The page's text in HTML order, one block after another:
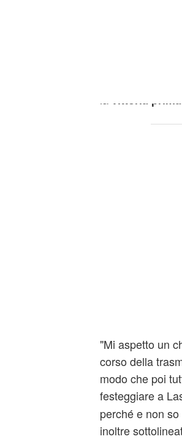
Tyson Fury ha
ring. Così
vittoria
"Mi aspetto un
corso della
modo che poi
festeggiare a
perché e non
inoltre